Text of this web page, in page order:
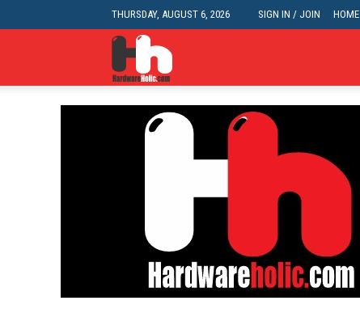
THURSDAY, AUGUST 6, 2026 SIGN IN / JOIN HOME
HardwareHolic.com